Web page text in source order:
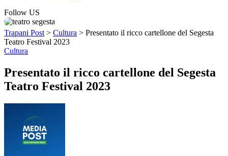
Follow US
Trapani Post > Cultura > Presentato il ricco cartellone del Segesta
Teatro Festival 2023
Cultura
Presentato il ricco cartellone del Segesta
Teatro Festival 2023